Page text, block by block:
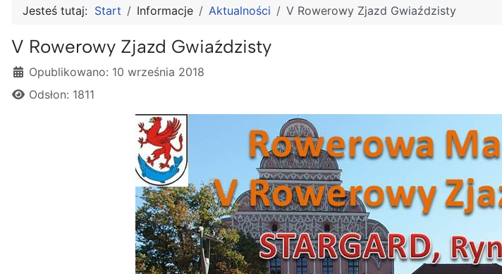
Jesteś tutaj: Start Informacje Aktualności V Rowerowy Zjazd Gwiaździsty
V Rowerowy Zjazd Gwiaździsty
Szczegóły
Opublikowano: 10 września 2018
Odsłon: 1811